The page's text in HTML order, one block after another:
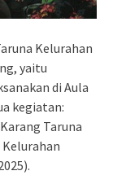
Kelurahan
yaitu
di Aula
kegiatan:
Taruna